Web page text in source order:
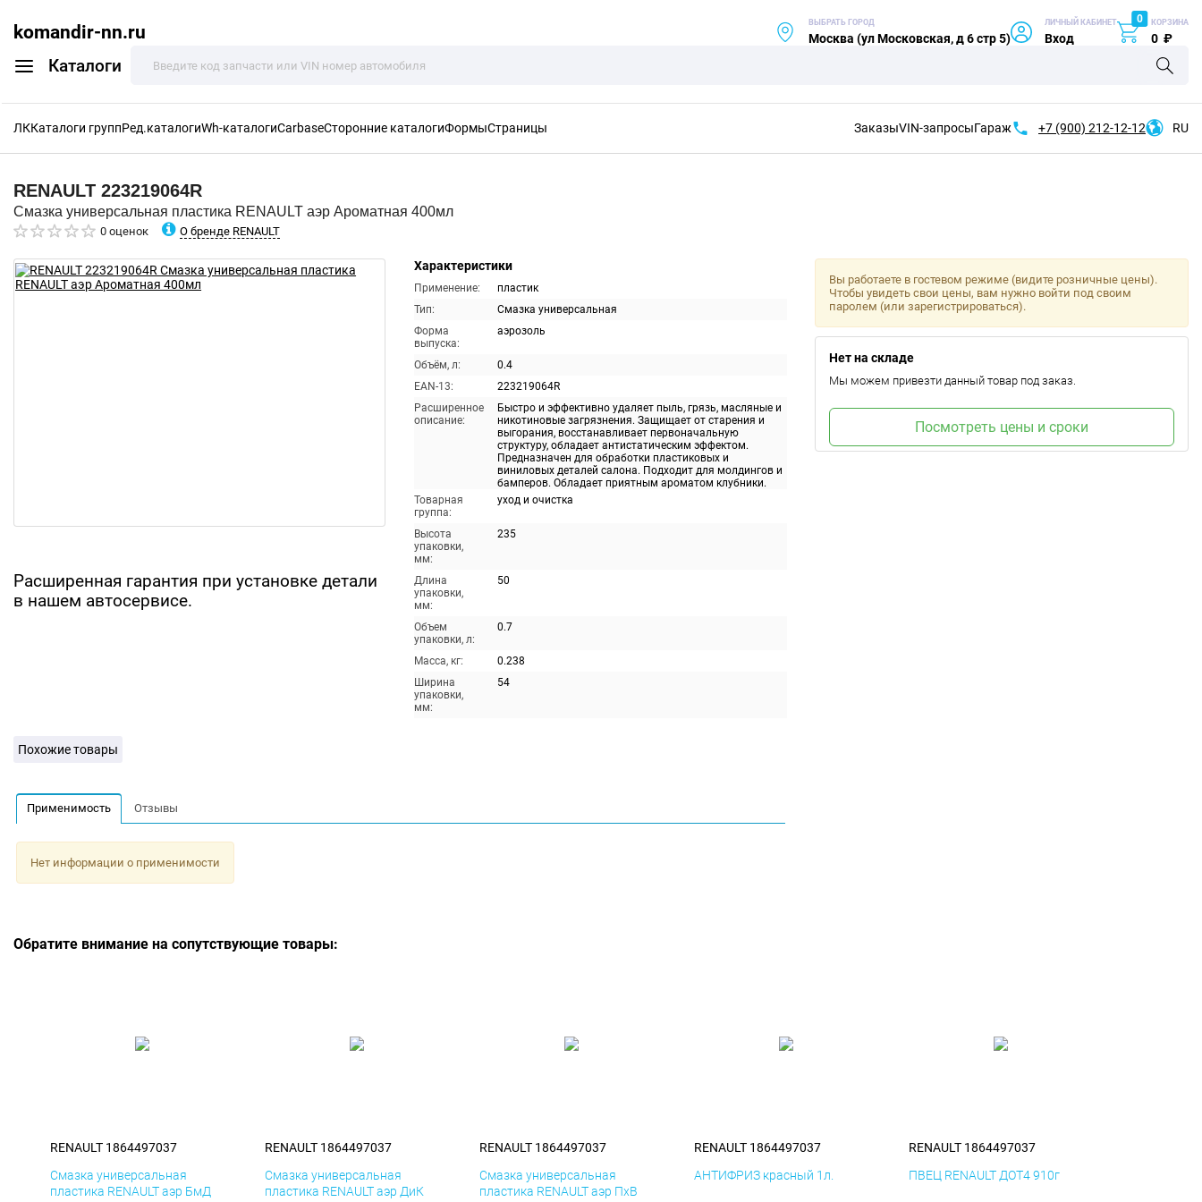
komandir-nn.ru
Каталоги
ВЫБРАТЬ ГОРОД
Москва (ул Московская, д 6 стр 5)
ЛИЧНЫЙ КАБИНЕТ
Вход
0 КОРЗИНА
0 ₽
ЛККаталоги группРед.каталогиWh-каталогиCarbaseСторонние каталогиФормыСтраницы ЗаказыVIN-запросыГараж +7 (900) 212-12-12 RU
RENAULT 223219064R
Смазка универсальная пластика RENAULT аэр Ароматная 400мл
0 оценок О бренде RENAULT
Расширенная гарантия при установке детали
в нашем автосервисе.
Характеристики
Применение:
пластик
Тип:
Смазка универсальная
Форма
выпуска:
аэрозоль
Объём, л:
0.4
EAN-13:
223219064R
Расширенное
описание:
Быстро и эффективно удаляет пыль, грязь, масляные и
никотиновые загрязнения. Защищает от старения и
выгорания, восстанавливает первоначальную
структуру, обладает антистатическим эффектом.
Предназначен для обработки пластиковых и
виниловых деталей салона. Подходит для молдингов и
бамперов. Обладает приятным ароматом клубники.
Товарная
группа:
уход и очистка
Высота
упаковки,
мм:
235
Длина
упаковки,
мм:
50
Объем
упаковки, л:
0.7
Масса, кг:
0.238
Ширина
упаковки,
мм:
54
Вы работаете в гостевом режиме (видите розничные цены).
Чтобы увидеть свои цены, вам нужно войти под своим
паролем (или зарегистрироваться).
Нет на складе
Мы можем привезти данный товар под заказ.
Посмотреть цены и сроки
Похожие товары
Применимость Отзывы
Нет информации о применимости
Обратите внимание на сопутствующие товары:
RENAULT 1864497037
Смазка универсальная
пластика RENAULT аэр БмД
RENAULT 1864497037
Смазка универсальная
пластика RENAULT аэр ДиК
RENAULT 1864497037
Смазка универсальная
пластика RENAULT аэр ПхВ
RENAULT 1864497037
АНТИФРИЗ красный 1л.
RENAULT 1864497037
ПВЕЦ RENAULT ДОТ4 910г